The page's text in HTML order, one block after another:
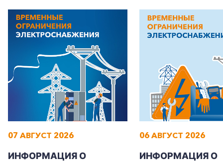
07 АВГУСТ 2026
ИНФОРМАЦИЯ О
06 АВГУСТ 2026
ИНФОРМАЦИЯ О